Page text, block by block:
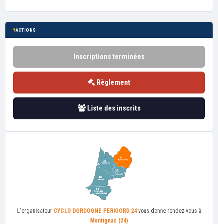
ACTIONS
Inscriptions terminées
Règlement
Liste des inscrits
L'organisateur CYCLO DORDOGNE PERIGORD 24vous donne rendez-vous à
Montignac (24)